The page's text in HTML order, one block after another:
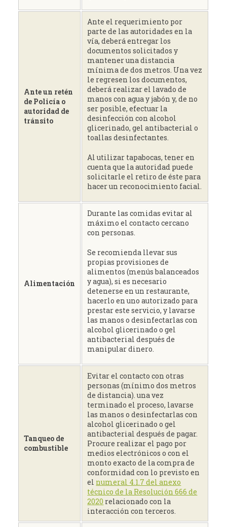
Ante un retén
de Policía o
autoridad de
tránsito
Ante el requerimiento por
parte de las autoridades en la
vía, deberá entregar los
documentos solicitados y
mantener una distancia
mínima de dos metros. Una vez
le regresen los documentos,
deberá realizar el lavado de
manos con agua y jabón y, de no
ser posible, efectuar la
desinfección con alcohol
glicerinado, gel antibacterial o
toallas desinfectantes.
Al utilizar tapabocas, tener en
cuenta que la autoridad puede
solicitarle el retiro de éste para
hacer un reconocimiento facial.
Alimentación
Durante las comidas evitar al
máximo el contacto cercano
con personas.
Se recomienda llevar sus
propias provisiones de
alimentos (menús balanceados
y agua), si es necesario
detenerse en un restaurante,
hacerlo en uno autorizado para
prestar este servicio, y lavarse
las manos o desinfectarlas con
alcohol glicerinado o gel
antibacterial después de
manipular dinero.
Tanqueo de
combustible
Evitar el contacto con otras
personas (mínimo dos metros
de distancia). una vez
terminado el proceso, lavarse
las manos o desinfectarlas con
alcohol glicerinado o gel
antibacterial después de pagar.
Procure realizar el pago por
medios electrónicos o con el
monto exacto de la compra de
conformidad con lo previsto en
el numeral 4.1.7 del anexo
técnico de la Resolución 666 de
2020 relacionado con la
interacción con terceros.